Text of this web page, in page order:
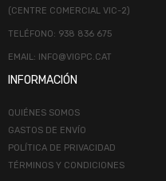
(CENTRE COMERCIAL VIC-2)
TELÉFONO: 938 836 675
EMAIL: INFO@VIGPC.CAT
INFORMACIÓN
QUIÉNES SOMOS
GASTOS DE ENVÍO
POLÍTICA DE PRIVACIDAD
TÉRMINOS Y CONDICIONES